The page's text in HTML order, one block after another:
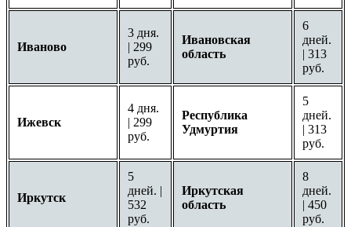
Иваново
3 дня.
| 299
руб.
Ивановская
область
6
дней.
| 313
руб.
Ижевск
4 дня.
| 299
руб.
Республика
Удмуртия
5
дней.
| 313
руб.
Иркутск
5
дней. |
532
руб.
Иркутская
область
8
дней.
| 450
руб.